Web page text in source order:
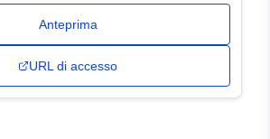
Anteprima
URL di accesso